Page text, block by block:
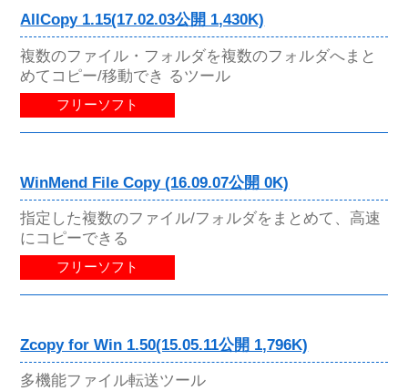
AllCopy 1.15(17.02.03公開 1,430K)
複数のファイル・フォルダを複数のフォルダへまと
めてコピー/移動でき るツール
フリーソフト
WinMend File Copy (16.09.07公開 0K)
指定した複数のファイル/フォルダをまとめて、高速
にコピーできる
フリーソフト
Zcopy for Win 1.50(15.05.11公開 1,796K)
多機能ファイル転送ツール